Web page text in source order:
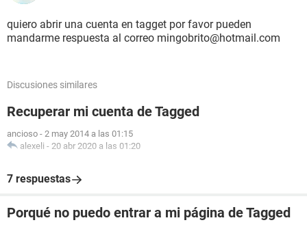
quiero abrir una cuenta en tagget por favor pueden
mandarme respuesta al correo mingobrito@hotmail.com
Discusiones similares
Recuperar mi cuenta de Tagged
ancioso - 2 may 2014 a las 01:15
alexeli - 20 abr 2020 a las 01:20
7 respuestas
Porqué no puedo entrar a mi página de Tagged